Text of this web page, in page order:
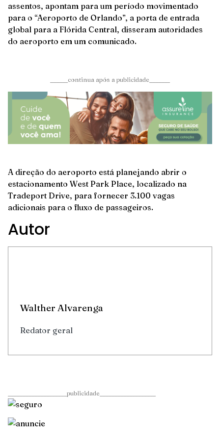
assentos, apontam para um período movimentado
para o “Aeroporto de Orlando”, a porta de entrada
global para a Flórida Central, disseram autoridades
do aeroporto em um comunicado.
______continua após a publicidade_______
A direção do aeroporto está planejando abrir o
estacionamento West Park Place, localizado na
Tradeport Drive, para fornecer 3.100 vagas
adicionais para o fluxo de passageiros.
Autor
Walther Alvarenga
Redator geral
____________________publicidade___________________